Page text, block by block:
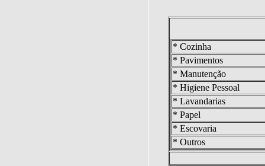
* Cozinha
* Pavimentos
* Manutenção
* Higiene Pessoal
* Lavandarias
* Papel
* Escovaria
* Outros